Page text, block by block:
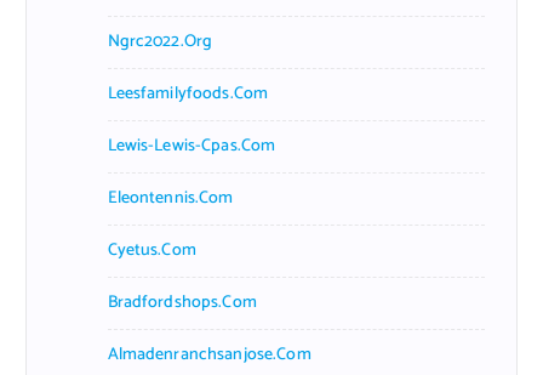
Ngrc2022.org
Leesfamilyfoods.com
Lewis-Lewis-Cpas.com
Eleontennis.com
Cyetus.com
Bradfordshops.com
Almadenranchsanjose.com